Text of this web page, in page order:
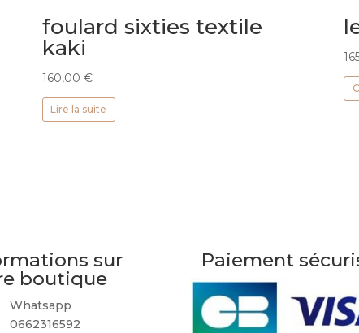
foulard sixties textile
kaki
160,00 €
Lire la suite
sur
boutique
Whatsapp
0662316592
Paiement